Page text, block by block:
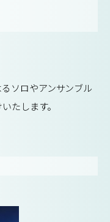
ソロやアンサンブル
たします。